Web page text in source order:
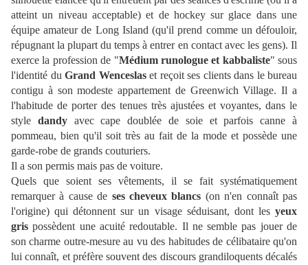
atteint un niveau acceptable) et de hockey sur glace dans une
équipe amateur de Long Island (qu'il prend comme un défouloir,
répugnant la plupart du temps à entrer en contact avec les gens). Il
exerce la profession de "Médium runologue et kabbaliste" sous
l'identité du Grand Wenceslaset reçoit ses clients dans le bureau
contigu à son modeste appartement de Greenwich Village. Il a
l'habitude de porter des tenues très ajustées et voyantes, dans le
style dandyavec cape doublée de soie et parfois canne à
pommeau, bien qu'il soit très au fait de la mode et possède une
garde-robe de grands couturiers.
Il a son permis mais pas de voiture.
Quels que soient ses vêtements, il se fait systématiquement
remarquer à cause de ses cheveux blancs (on n'en connaît pas
l'origine) qui détonnent sur un visage séduisant, dont les yeux
gris possèdent une acuité redoutable. Il ne semble pas jouer de
son charme outre-mesure au vu des habitudes de célibataire qu'on
lui connaît, et préfère souvent des discours grandiloquents décalés